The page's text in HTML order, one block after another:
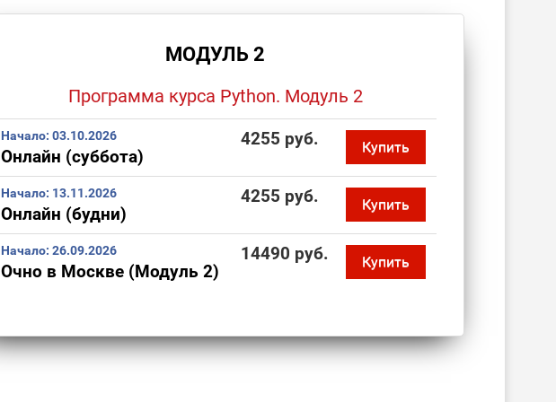
МОДУЛЬ 2
Программа курса Python. Модуль 2
Начало: 03.10.2026
Онлайн (суббота)
4255 руб. Купить
Начало: 13.11.2026
Онлайн (будни)
4255 руб. Купить
Начало: 26.09.2026
Очно в Москве (Модуль 2)
14490 руб. Купить